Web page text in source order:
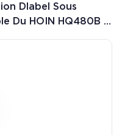
Dlabel Sous
Du HOIN HQ480B :